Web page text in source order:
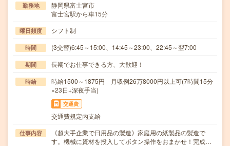
勤務地
静岡県富士宮市
富士宮駅から車15分
曜日頻度 シフト制
時間 (3交替)6:45～15:00、14:45～23:00、22:45～翌7:00
期間 長期でお仕事できる方、大歓迎！
時給
時給1500～1875円 月収例26万8000円以上可(7時間15分
×23日+深夜手当)
交通費
交通費規定内支給
仕事内容
《超大手企業で日用品の製造》家庭用の紙製品の製造で
す。機械に資材を投入してボタン操作をおまかせ！完成…